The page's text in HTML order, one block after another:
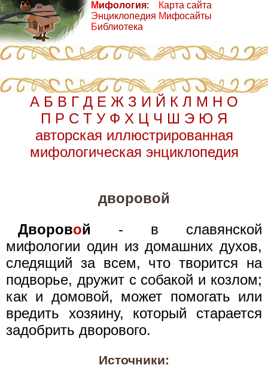
Мифология:
Энциклопедия
Библиотека
Карта сайта
Мифосайты
А Б В Г Д Е Ж З И Й К Л М Н О
П Р С Т У Ф Х Ц Ч Ш Э Ю Я
авторская иллюстрированная
мифологическая энциклопедия
дворовой
Дворовой - в славянской
мифологии один из домашних духов,
следящий за всем, что творится на
подворье, дружит с собакой и козлом;
как и домовой, может помогать или
вредить хозяину, который старается
задобрить дворового.
Источники: